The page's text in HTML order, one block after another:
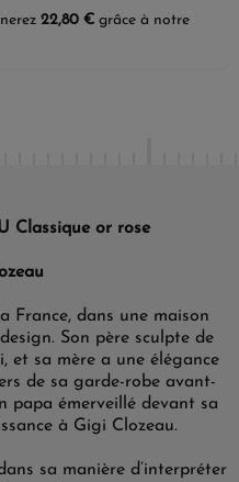
22,80 € grâce à notre
Classique or rose
France, dans une maison
Son père sculpte de
et sa mère a une élégance
de sa garde-robe avant-
papa émerveillé devant sa
à Gigi Clozeau.
sa manière d’interpréter